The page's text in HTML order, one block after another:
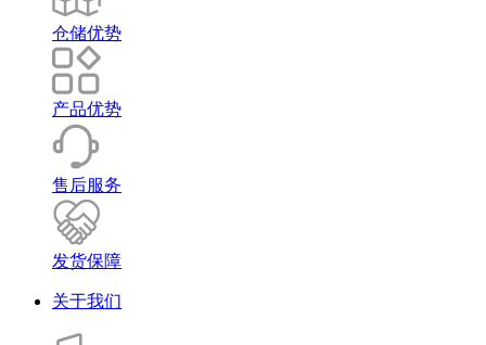
仓储优势
产品优势
售后服务
发货保障
关于我们